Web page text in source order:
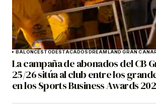
BALONCESTODESTACADOSDREAMLAND GRAN
La campaña de abonados del CB
25/26 sitúa al club entre los
en los Sports Business Awards